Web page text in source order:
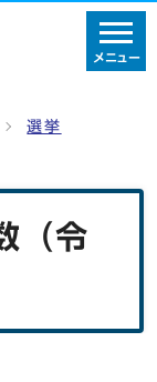
メニュー
選挙
（令